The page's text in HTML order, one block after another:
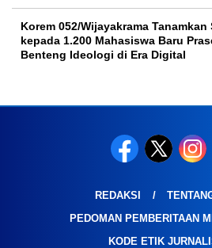
Korem 052/Wijayakrama
kepada 1.200 Mahasiswa Baru
Benteng Ideologi di Era Digital
REDAKSI
PEDOMAN PEMBERITAAN
KODE ETIK